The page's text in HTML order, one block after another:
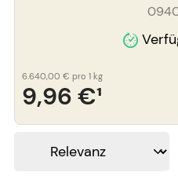
9,96 €¹
6.640,00 € pro 1 kg